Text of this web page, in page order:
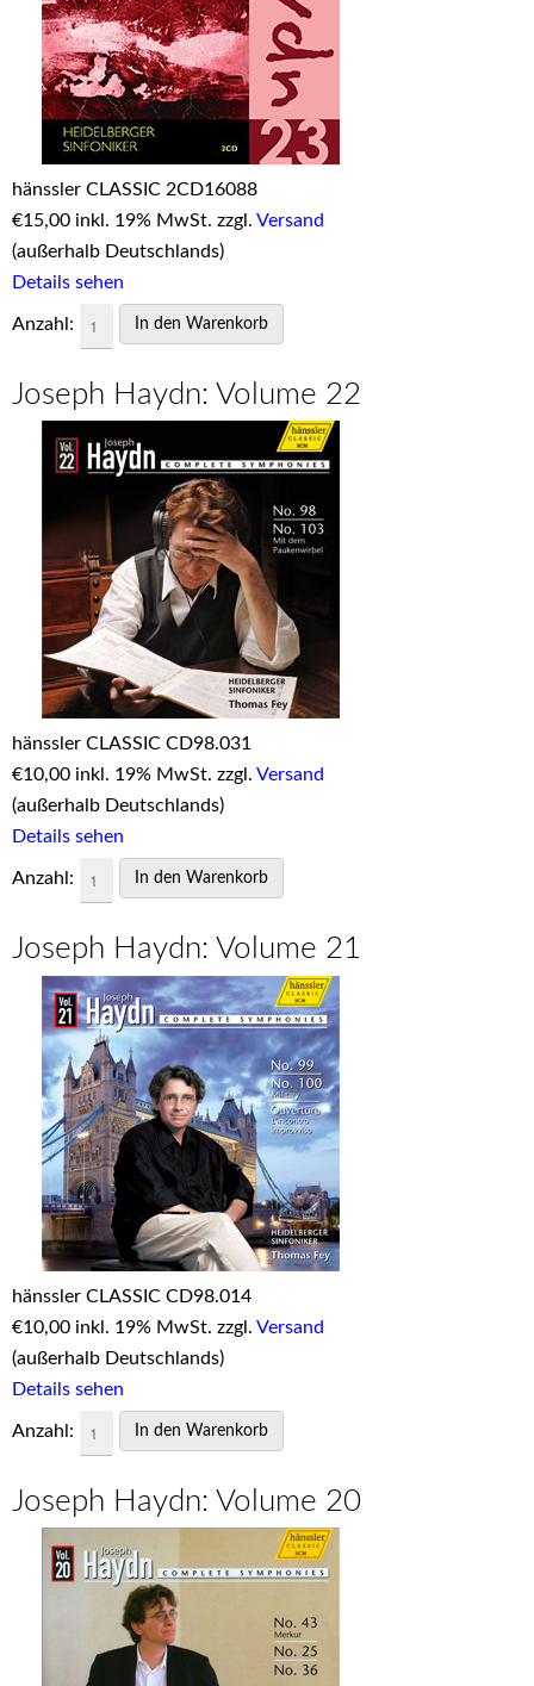
hänssler CLASSIC 2CD16088
€15,00 inkl. 19% MwSt. zzgl. Versand
(außerhalb Deutschlands)
Details sehen
Anzahl:
Joseph Haydn: Volume 22
hänssler CLASSIC CD98.031
€10,00 inkl. 19% MwSt. zzgl. Versand
(außerhalb Deutschlands)
Details sehen
Anzahl:
Joseph Haydn: Volume 21
hänssler CLASSIC CD98.014
€10,00 inkl. 19% MwSt. zzgl. Versand
(außerhalb Deutschlands)
Details sehen
Anzahl:
Joseph Haydn: Volume 20